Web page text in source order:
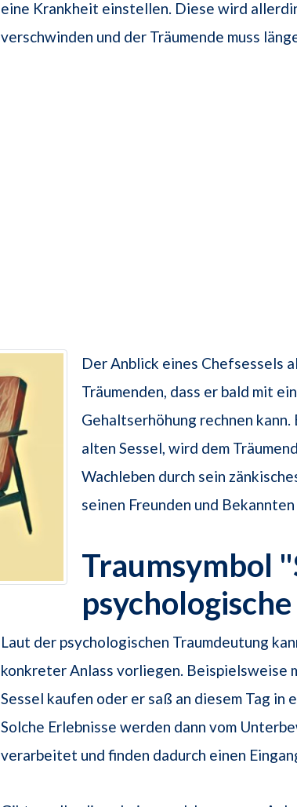
eine Krankheit einstellen. Diese wird
verschwinden und der Träumende muss
Der Anblick eines Chefsessels
Träumenden, dass er bald mit
Gehaltserhöhung rechnen kann.
alten Sessel, wird dem
Wachleben durch sein
seinen Freunden und
Traumsymbol
Laut der psychologischen Traumdeutung
konkreter Anlass vorliegen. Beispielsweise
Sessel kaufen oder er saß an diesem Tag in
Solche Erlebnisse werden dann vom
verarbeitet und finden dadurch einen